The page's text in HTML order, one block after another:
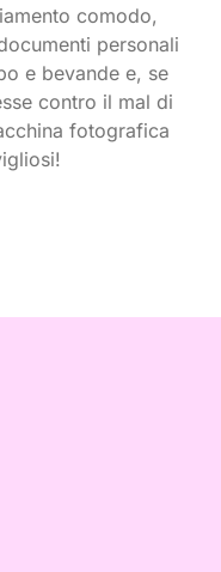
comodo,
personali
e bevande e, se
contro il mal di
fotografica